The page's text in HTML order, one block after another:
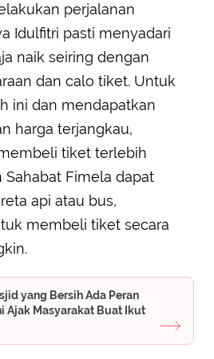
perjalanan
Idulfitri pasti menyadari
naik seiring dengan
dan calo tiket. Untuk
ini dan mendapatkan
harga terjangkau,
tiket terlebih
Sahabat Fimela dapat
api atau bus,
membeli tiket secara
yang Bersih Ada Peran
Ajak Masyarakat Buat Ikut